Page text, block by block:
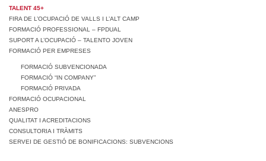
TALENT 45+
FIRA DE L’OCUPACIÓ DE VALLS I L’ALT CAMP
FORMACIÓ PROFESSIONAL – FPDUAL
SUPORT A L’OCUPACIÓ – TALENTO JOVEN
FORMACIÓ PER EMPRESES
FORMACIÓ SUBVENCIONADA
FORMACIÓ “IN COMPANY”
FORMACIÓ PRIVADA
FORMACIÓ OCUPACIONAL
ANESPRO
QUALITAT I ACREDITACIONS
CONSULTORIA I TRÀMITS
SERVEI DE GESTIÓ DE BONIFICACIONS: SUBVENCIONS